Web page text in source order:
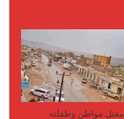
مقتل مواطن وطفلته